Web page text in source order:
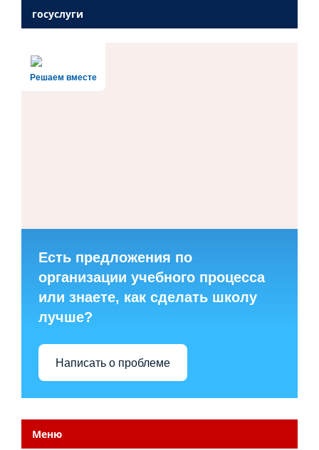
госуслуги
Решаем вместе
Есть предложения по
организации учебного процесса
или знаете, как сделать школу
лучше?
Написать о проблеме
Меню